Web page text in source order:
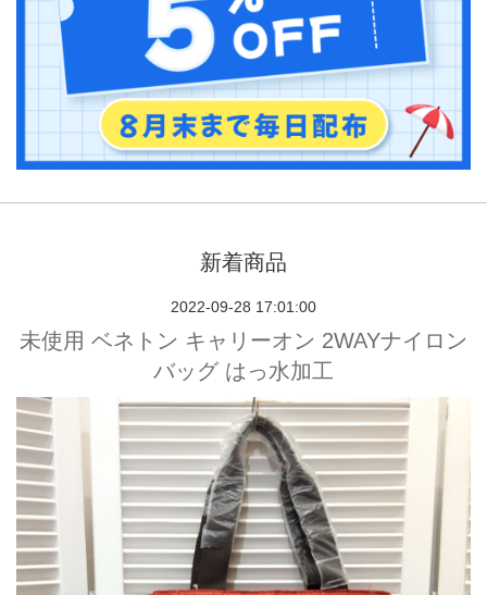
新着商品
2022-09-28 17:01:00
未使用 ベネトン キャリーオン 2WAYナイロン
バッグ はっ水加工